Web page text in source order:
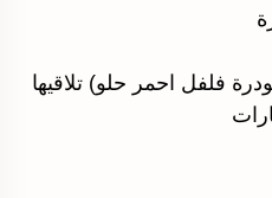
فلفل احمر حلو) تلاقيها